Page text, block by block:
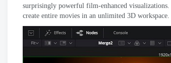
surprisingly powerful film-enhanced visualizations.
create entire movies in an unlimited 3D workspace.